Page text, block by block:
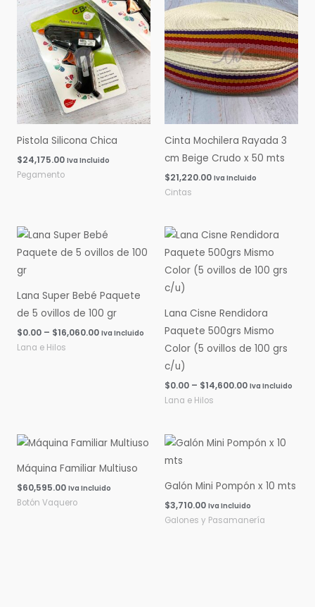
Pistola Silicona Chica
$24,175.00 Iva Incluido
Pegamento
Cinta Mochilera Rayada 3
cm Beige Crudo x 50 mts
$21,220.00 Iva Incluido
Cintas
Lana Super Bebé Paquete
de 5 ovillos de 100 gr
$0.00 – $16,060.00
Rango
de
precios:
$16,060.00
Iva Incluido
Lana e Hilos
Lana Cisne Rendidora
Paquete 500grs Mismo
Color (5 ovillos de 100 grs
c/u)
$0.00 – $14,600.00
Rango
de
precios:
desde
$0.00
Iva Incluido
Lana e Hilos
Máquina Familiar Multiuso
$60,595.00 Iva Incluido
Botón Vaquero
Galón Mini Pompón x 10 mts
$3,710.00 Iva Incluido
Galones y Pasamanería